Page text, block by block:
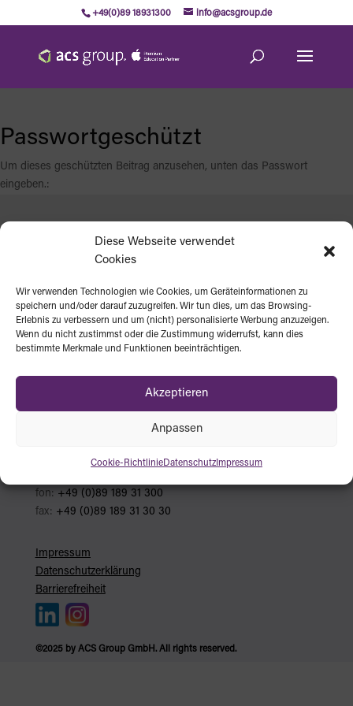
Diese Webseite verwendet
Cookies
Wir verwenden Technologien wie Cookies, um Geräteinformationen zu
speichern und/oder darauf zuzugreifen. Wir tun dies, um das Browsing-
Erlebnis zu verbessern und um (nicht) personalisierte Werbung anzuzeigen.
Wenn du nicht zustimmst oder die Zustimmung widerrufst, kann dies
bestimmte Merkmale und Funktionen beeinträchtigen.
Akzeptieren
Anpassen
Cookie-RichtlinieDatenschutz Impressum
+49(0)89 18931300 info@acsgroup.de
Passwortgeschützt
Um dieses geschützten Beitrag anzusehen, unten das Passwort
eingeben.:
85521 Ottobrunn b. München
fon: +49 (0)89 189 31 300
fax: +49 (0)89 189 31 30 30
Impressum
Datenschutzerklärung
Barrierefreiheit
©2025 by ACS Group GmbH. All rights reserved.